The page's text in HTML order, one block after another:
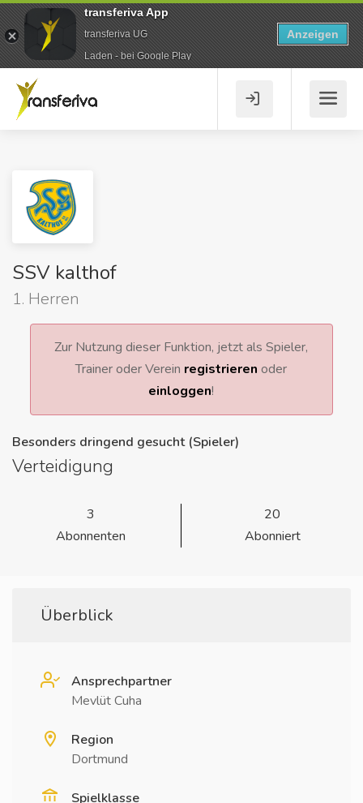
SSV kalthof
1. Herren
Zur Nutzung dieser Funktion, jetzt als Spieler,
Trainer oder Verein registrieren oder
einloggen!
Besonders dringend gesucht (Spieler)
Verteidigung
3
Abonnenten
20
Abonniert
Überblick
Ansprechpartner
Mevlüt Cuha
Region
Dortmund
Spielklasse
transferiva App
transferiva UG
Laden - bei Google Play
Anzeigen